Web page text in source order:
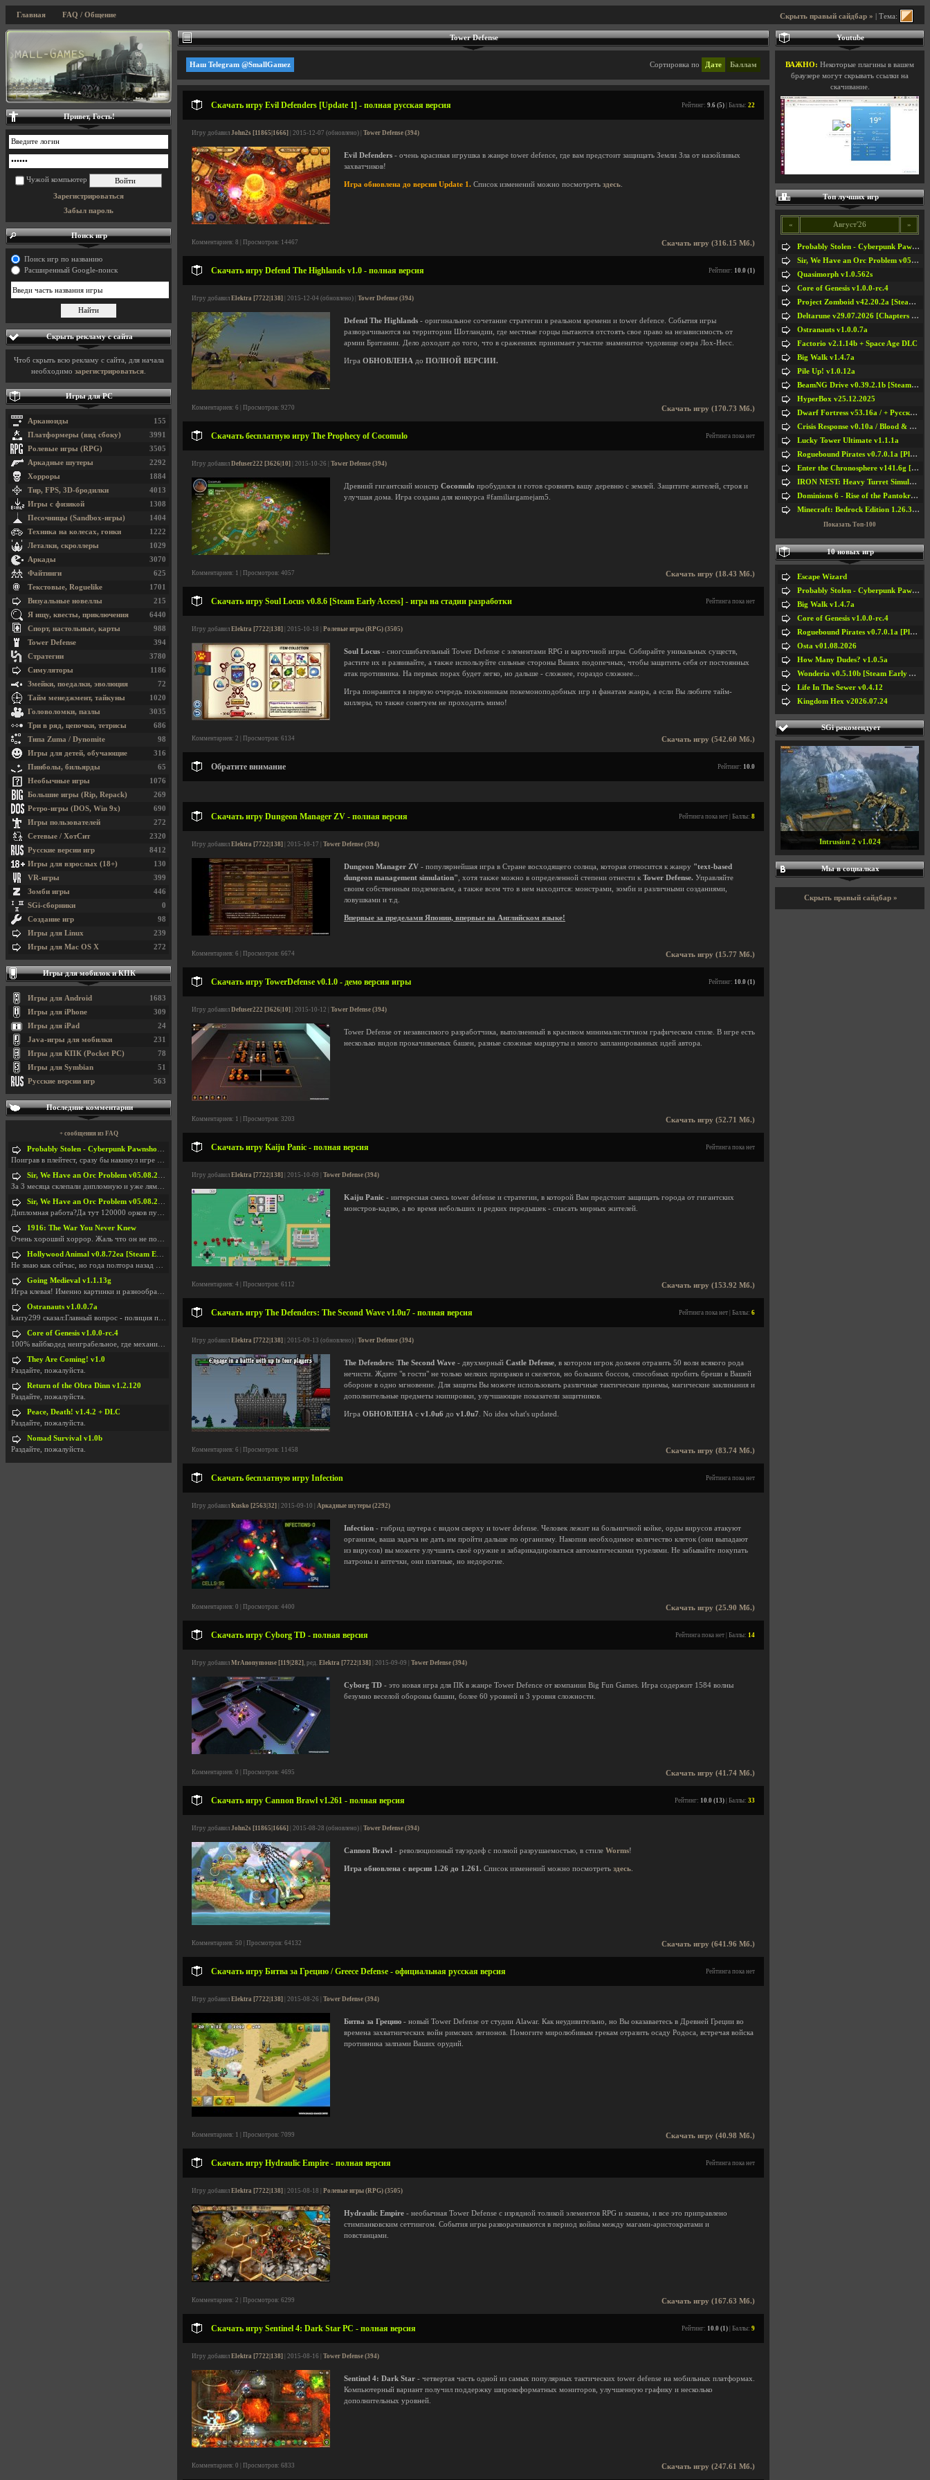
Скрыть правый сайдбар » | Тема:
Главная FAQ / Общение
Tower Defense
Сортировка по Дате Баллам
Наш Telegram @SmallGamez
Скачать игру Evil Defenders [Update 1] - полная русская версия Рейтинг: 9.6 (5) | Баллы: 22
Игру добавил John2s [11865|1666] | 2015-12-07 (обновлено) | Tower Defense (394)
Evil Defenders - очень красивая игрушка в жанре tower defence, где вам предстоит защищать Земли Зла от назойливых
захватчиков!
Игра обновлена до версии Update 1. Список изменений можно посмотреть здесь
Скачать игру (316.15 Мб.)
Комментариев: 8 | Просмотров: 14467
Скачать игру Defend The Highlands v1.0 - полная версия Рейтинг: 10.0 (1)
Игру добавил Elektra [7722|138] | 2015-12-04 (обновлено) | Tower Defense (394)
Defend The Highlands - оригинальное сочетание стратегии в реальном времени и tower defence. События игры
разворачиваются на территории Шотландии, где местные горцы пытаются отстоять свое право на независимость от
армии Британии. Дело доходит до того, что в сражениях принимает участие знаменитое чудовище озера Лох-Несс.
Игра ОБНОВЛЕНА до ПОЛНОЙ ВЕРСИИ.
Скачать игру (170.73 Мб.)
Комментариев: 6 | Просмотров: 9270
Скачать бесплатную игру The Prophecy of Cocomulo Рейтинга пока нет
Игру добавил Defuser222 [3626|10] | 2015-10-26 | Tower Defense (394)
Древний гигантский монстр Cocomulo пробудился и готов сровнять вашу деревню с землей. Защитите жителей, строя и
улучшая дома. Игра создана для конкурса #familiargamejam5.
Скачать игру (18.43 Мб.)
Комментариев: 1 | Просмотров: 4057
Скачать игру Soul Locus v0.8.6 [Steam Early Access] - игра на стадии разработки Рейтинга пока нет
Игру добавил Elektra [7722|138] | 2015-10-18 | Ролевые игры (RPG) (3505)
Soul Locus - сногсшибательный Tower Defense с элементами RPG и карточной игры. Собирайте уникальных существ,
растите их и развивайте, а также используйте сильные стороны Ваших подопечных, чтобы защитить себя от постоянных
атак противника. На первых порах будет легко, но дальше - сложнее, гораздо сложнее...
Игра понравится в первую очередь поклонникам покемоноподобных игр и фанатам жанра, а если Вы любите тайм-
киллеры, то также советуем не проходить мимо!
Скачать игру (542.60 Мб.)
Комментариев: 2 | Просмотров: 6134
Обратите внимание Рейтинг: 10.0
Скачать игру Dungeon Manager ZV - полная версия Рейтинга пока нет | Баллы: 8
Игру добавил Elektra [7722|138] | 2015-10-17 | Tower Defense (394)
Dungeon Manager ZV - популярнейшая игра в Стране восходящего солнца, которая относится к жанру "text-based
dungeon management simulation" , хотя также можно в определенной степени отнести к Tower Defense. Управляйте
своим собственным подземельем, а также всем что в нем находится: монстрами, зомби и различными созданиями,
ловушками и т.д.
Впервые за пределами Японии, впервые на Английском языке!
Скачать игру (15.77 Мб.)
Комментариев: 6 | Просмотров: 6674
Скачать игру TowerDefense v0.1.0 - демо версия игры Рейтинг: 10.0 (1)
Игру добавил Defuser222 [3626|10] | 2015-10-12 | Tower Defense (394)
Tower Defense от независимого разработчика, выполненный в красивом минималистичном графическом стиле. В игре есть
несколько видов прокачиваемых башен, разные сложные маршруты и много запланированных идей автора.
Скачать игру (52.71 Мб.)
Комментариев: 1 | Просмотров: 3203
Скачать игру Kaiju Panic - полная версия Рейтинга пока нет
Игру добавил Elektra [7722|138] | 2015-10-09 | Tower Defense (394)
Kaiju Panic - интересная смесь tower defense и стратегии, в которой Вам предстоит защищать города от гигантских
монстров-кадзю, а во время небольших и редких передышек - спасать мирных жителей.
Скачать игру (153.92 Мб.)
Комментариев: 4 | Просмотров: 6112
Скачать игру The Defenders: The Second Wave v1.0u7 - полная версия Рейтинга пока нет | Баллы: 6
Игру добавил Elektra [7722|138] | 2015-09-13 (обновлено) | Tower Defense (394)
The Defenders: The Second Wave - двухмерный Castle Defense , в котором игрок должен отразить 50 волн всякого рода
нечисти. Ждите "в гости" не только мелких призраков и скелетов, но больших боссов, способных пробить бреши в Вашей
обороне в одно мгновение. Для защиты Вы можете использовать различные тактические приемы, магические заклинания и
дополнительные предметы экипировки, улучшающие показатели защитников.
Игра ОБНОВЛЕНА с v1.0u6 до v1.0u7 . No idea what's updated.
Скачать игру (83.74 Мб.)
Комментариев: 6 | Просмотров: 11458
Скачать бесплатную игру Infection Рейтинга пока нет
Игру добавил Kusko [2563|32] | 2015-09-10 | Аркадные шутеры (2292)
Infection - гибрид шутера с видом сверху и tower defense. Человек лежит на больничной койке, орды вирусов атакуют
организм, ваша задача не дать им пройти дальше по организму. Накопив необходимое количество клеток (они выпадают
из вирусов) вы можете улучшить своё оружие и забарикадироваться автоматическими турелями. Не забывайте покупать
патроны и аптечки, они платные, но недорогие.
Скачать игру (25.90 Мб.)
Комментариев: 0 | Просмотров: 4400
Скачать игру Cyborg TD - полная версия Рейтинга пока нет | Баллы: 14
Игру добавил MrAnonymouse [119|282], ред. Elektra [7722|138] | 2015-09-09 | Tower Defense (394)
Cyborg TD - это новая игра для ПК в жанре Tower Defence от компании Big Fun Games. Игра содержит 1584 волны
безумно веселой обороны башни, более 60 уровней и 3 уровня сложности.
Скачать игру (41.74 Мб.)
Комментариев: 0 | Просмотров: 4695
Скачать игру Cannon Brawl v1.261 - полная версия Рейтинг: 10.0 (13) | Баллы: 33
Игру добавил John2s [11865|1666] | 2015-08-28 (обновлено) | Tower Defense (394)
Cannon Brawl - революционный тауэрдеф с полной разрушаемостью, в стиле Worms!
Игра обновлена с версии 1.26 до 1.261. Список изменений можно посмотреть здесь
Скачать игру (641.96 Мб.)
Комментариев: 50 | Просмотров: 64132
Скачать игру Битва за Грецию / Greece Defense - официальная русская версия Рейтинга пока нет
Игру добавил Elektra [7722|138] | 2015-08-26 | Tower Defense (394)
Битва за Грецию - новый Tower Defense от студии Alawar. Как неудивительно, но Вы оказаваетесь в Древней Греции во
времена захватнических войн римских легионов. Помогите миролюбивым грекам отразить осаду Родоса, встречая войска
противника залпами Ваших орудий.
Скачать игру (40.98 Мб.)
Комментариев: 1 | Просмотров: 7099
Скачать игру Hydraulic Empire - полная версия Рейтинга пока нет
Игру добавил Elektra [7722|138] | 2015-08-18 | Ролевые игры (RPG) (3505)
Hydraulic Empire - необычная Tower Defense с изрядной толикой элементов RPG и экшена, и все это приправлено
стимпанковским сеттингом. События игры разворачиваются в период войны между магами-аристократами и
повстанцами.
Скачать игру (167.63 Мб.)
Комментариев: 2 | Просмотров: 6299
Скачать игру Sentinel 4: Dark Star PC - полная версия Рейтинг: 10.0 (1) | Баллы: 9
Игру добавил Elektra [7722|138] | 2015-08-16 | Tower Defense (394)
Sentinel 4: Dark Star - четвертая часть одной из самых популярных тактических tower defense на мобильных платформах.
Компьютерный вариант получил поддержку широкоформатных мониторов, улучшенную графику и несколько
дополнительных уровней.
Скачать игру (247.61 Мб.)
Комментариев: 0 | Просмотров: 6833
Привет, Гость!
Чужой компьютер
Зарегистрироваться
Забыл пароль
Поиск игр
Поиск игр по названию
Расширенный Google-поиск
Скрыть рекламу с сайта
Чтоб скрыть всю рекламу с сайта, для начала
необходимо зарегистрироваться
Игры для PC
155
Арканоиды
3991
Платформеры (вид сбоку)
3505
Ролевые игры (RPG)
2292
Аркадные шутеры
1884
Хорроры
4013
Тир, FPS, 3D-бродилки
1308
Игры с физикой
1404
Песочницы (Sandbox-игры)
1222
Техника на колесах, гонки
1029
Леталки, скроллеры
3070
Аркады
625
Файтинги
1701
Текстовые, Roguelike
215
Визуальные новеллы
6440
Я ищу, квесты, приключения
988
Спорт, настольные, карты
394
Tower Defense
3780
Стратегии
1186
Симуляторы
72
Змейки, поедалки, эволюция
1020
Тайм менеджмент, тайкуны
3035
Головоломки, пазлы
686
Три в ряд, цепочки, тетрисы
98
Типа Zuma / Dynomite
316
Игры для детей, обучающие
65
Пинболы, бильярды
1076
Необычные игры
269
Большие игры (Rip, Repack)
690
Ретро-игры (DOS, Win 9x)
272
Игры пользователей
2320
Сетевые / ХотСит
8412
Русские версии игр
130
Игры для взрослых (18+)
399
VR-игры
446
Зомби игры
0
SGi-сборники
98
Создание игр
239
Игры для Linux
272
Игры для Mac OS X
Игры для мобилок и КПК
1683
Игры для Android
309
Игры для iPhone
24
Игры для iPad
231
Java-игры для мобилки
78
Игры для КПК (Pocket PC)
51
Игры для Symbian
563
Русские версии игр
Последние комментарии
+ сообщения из FAQ
Probably Stolen - Cyberpunk Pawnshop Simulator v048c [Playtest]
Поиграв в плейтест, сразу бы накинул игре наивысши
Sir, We Have an Orc Problem v05.08.2026
За 3 месяца склепали дипломную и уже лям двести ба
Sir, We Have an Orc Problem v05.08.2026
Дипломная работа?Да тут 120000 орков путь выбирают
1916: The War You Never Knew
Очень хороший хоррор. Жаль что он не получил должн
Hollywood Animal v0.8.72ea [Steam Early Access]
Не знаю как сейчас, но года полтора назад игра был
Going Medieval v1.1.13g
Игра клевая! Именно картинки и разнообразия в стро
Ostranauts v1.0.0.7a
karry299 сказал:Главный вопрос - полиция по-прежне
Core of Genesis v1.0.0-rc.4
100% вайбкодед неиграбельное, где механики знает т
They Are Coming! v1.0
Раздайте, пожалуйста.
Return of the Obra Dinn v1.2.120
Раздайте, пожалуйста.
Peace, Death! v1.4.2 + DLC
Раздайте, пожалуйста.
Nomad Survival v1.0b
Раздайте, пожалуйста.
Youtube
ВАЖНО: Некоторые плагины в вашем
браузере могут скрывать ссылки на
скачивание.
Топ лучших игр
« Август'26 »
Probably Stolen - Cyberpunk Pawnshop Simulator v048c [Playtest]
Sir, We Have an Orc Problem v05.08.2026
Quasimorph v1.0.562s
Core of Genesis v1.0.0-rc.4
Project Zomboid v42.20.2a [Steam Early Access]
Deltarune v29.07.2026 [Chapters 1-5] / + RUS [Chapters 1-5]
Ostranauts v1.0.0.7a
Factorio v2.1.14b + Space Age DLC
Big Walk v1.4.7a
Pile Up! v1.0.12a
BeamNG Drive v0.39.2.1b [Steam Early Access]
HyperBox v25.12.2025
Dwarf Fortress v53.16a / + Русская Версия v50.12a
Crisis Response v0.10a / Blood & Bullet
Lucky Tower Ultimate v1.1.1a
Roguebound Pirates v0.7.0.1a [Playtest]
Enter the Chronosphere v141.6g [Steam Early Access]
IRON NEST: Heavy Turret Simulator v1.0a
Dominions 6 - Rise of the Pantokrator v6.35a
Minecraft: Bedrock Edition 1.26.33.1a / + TLauncher v2.89
Показать Топ-100
10 новых игр
Escape Wizard
Probably Stolen - Cyberpunk Pawnshop Simulator v048c [Playtest]
Big Walk v1.4.7a
Core of Genesis v1.0.0-rc.4
Roguebound Pirates v0.7.0.1a [Playtest]
Osta v01.08.2026
How Many Dudes? v1.0.5a
Wonderia v0.5.10b [Steam Early Access]
Life In The Sewer v0.4.12
Kingdom Hex v2026.07.24
SGi рекомендует
Intrusion 2 v1.024
Мы в социалках
Скрыть правый сайдбар »